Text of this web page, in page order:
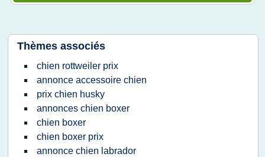
Thèmes associés
chien rottweiler prix
annonce accessoire chien
prix chien husky
annonces chien boxer
chien boxer
chien boxer prix
annonce chien labrador